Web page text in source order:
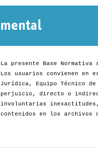
La presente Base
Los usuarios convienen en
Jurídica, Equipo Técnico
perjuicio, directo o
involuntarias
contenidos en los archivos